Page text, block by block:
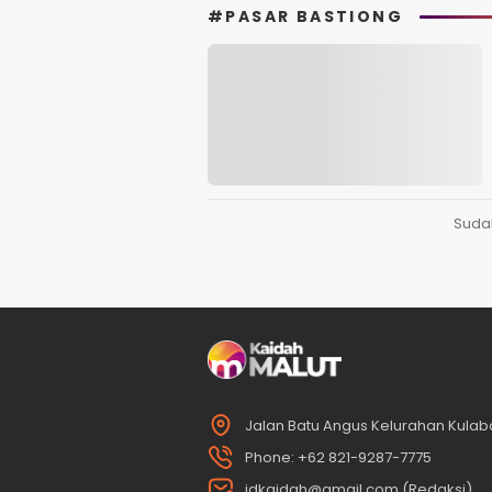
#PASAR BASTIONG
Jalan Batu Angus Kelurahan
Phone: +62 821-9287-7775